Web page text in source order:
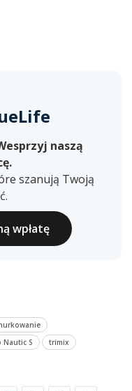
naszą
szanują Twoją
wpłatę
Nautic S trimix